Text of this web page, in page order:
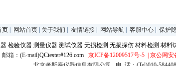
页 网站首页 关于我们 友情链接 网站导航 客服中心 保护
检验仪器 测量仪器 测试仪器 无损检测 无损探伤 材料检测 材料
邮箱：(E-mail)QCtester#126.com 京ICP备12009517号-5
| 京公网安